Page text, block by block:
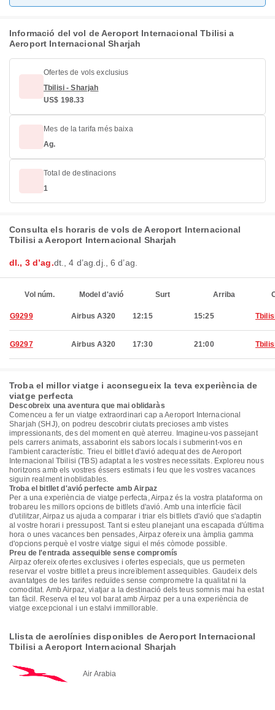
Informació del vol de Aeroport Internacional Tbilisi a
Aeroport Internacional Sharjah
Ofertes de vols exclusius
Tbilisi - Sharjah
US$ 198.33
Mes de la tarifa més baixa
Ag.
Total de destinacions
1
Consulta els horaris de vols de Aeroport Internacional
Tbilisi a Aeroport Internacional Sharjah
dl., 3 d’ag.dt., 4 d’ag.dj., 6 d’ag.
Vol núm. Model d'avió Surt Arriba
G9299 Airbus A320 12:15 15:25
G9297 Airbus A320 17:30 21:00
Troba el millor viatge i aconsegueix la teva experiència de
viatge perfecta
Descobreix una aventura que mai oblidaràs
Comenceu a fer un viatge extraordinari cap a Aeroport Internacional
Sharjah (SHJ), on podreu descobrir ciutats precioses amb vistes
impressionants, des del moment en què aterreu. Imagineu-vos passejant
pels carrers animats, assaborint els sabors locals i submerint-vos en
l'ambient característic. Trieu el bitllet d'avió adequat des de Aeroport
Internacional Tbilisi (TBS) adaptat a les vostres necessitats. Exploreu nous
horitzons amb els vostres éssers estimats i feu que les vostres vacances
siguin realment inoblidables.
Troba el bitllet d'avió perfecte amb Airpaz
Per a una experiència de viatge perfecta, Airpaz és la vostra plataforma on
trobareu les millors opcions de bitllets d'avió. Amb una interfície fàcil
d'utilitzar, Airpaz us ajuda a comparar i triar els bitllets d'avió que s'adaptin
al vostre horari i pressupost. Tant si esteu planejant una escapada d'última
hora o unes vacances ben pensades, Airpaz ofereix una àmplia gamma
d'opcions perquè el vostre viatge sigui el més còmode possible.
Preu de l'entrada assequible sense compromís
Airpaz ofereix ofertes exclusives i ofertes especials, que us permeten
reservar el vostre bitllet a preus increïblement assequibles. Gaudeix dels
avantatges de les tarifes reduïdes sense comprometre la qualitat ni la
comoditat. Amb Airpaz, viatjar a la destinació dels teus somnis mai ha estat
tan fàcil. Reserva el teu vol barat amb Airpaz per a una experiència de
viatge excepcional i un estalvi immillorable.
Llista de aerolínies disponibles de Aeroport Internacional
Tbilisi a Aeroport Internacional Sharjah
Air Arabia